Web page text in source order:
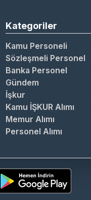
Kategoriler
Kamu Personeli
Sözleşmeli Personel
Banka Personel
Gündem
İşkur
Kamu İŞKUR Alımı
Memur Alımı
Personel Alımı